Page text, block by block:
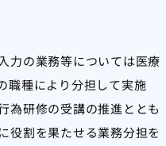
力の業務等については医療
職種により分担して実施
為研修の受講の推進ととも
役割を果たせる業務分担を